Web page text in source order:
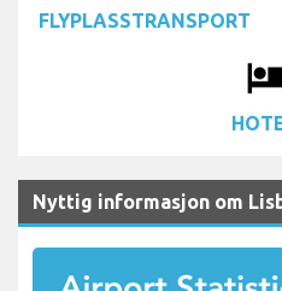
FLYPLASSTRANSPORT
Nyttig informasjon om